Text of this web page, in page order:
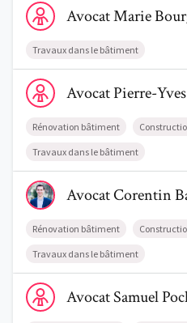
AvocatMarie
Travaux dans le bâtiment
Voir le profil de AvocatPierre-
AvocatPierre-Yves
Rénovation bâtiment
Travaux dans le bâtiment
Voir le profil de
AvocatCorentin
Rénovation bâtiment
Travaux dans le bâtiment
Voir le profil de AvocatSamuel
AvocatSamuel